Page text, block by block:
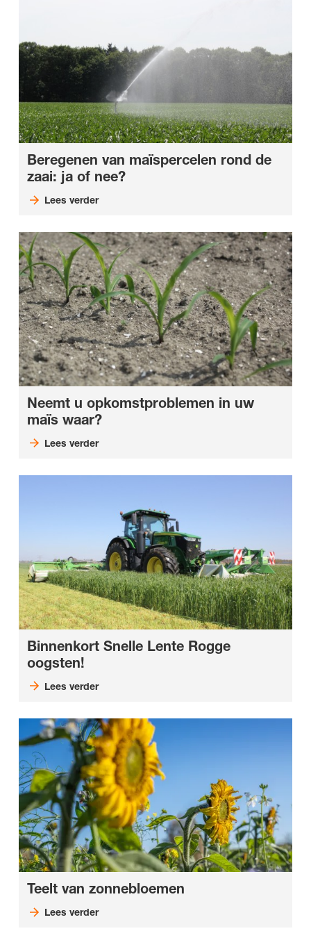
Beregenen van maïspercelen rond de
zaai: ja of nee?
Lees verder
Neemt u opkomstproblemen in uw
maïs waar?
Lees verder
Binnenkort Snelle Lente Rogge
oogsten!
Lees verder
Teelt van zonnebloemen
Lees verder